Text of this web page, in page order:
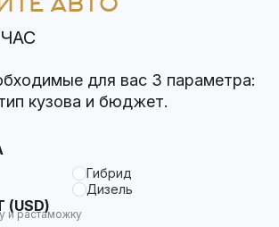
для вас 3 параметра:
кузова и бюджет.
Гибрид
Дизель
и растаможку